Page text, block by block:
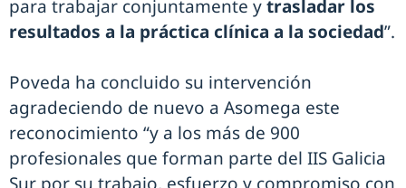
para trabajar conjuntamente ytrasladar los
resultados a la práctica clínica a la sociedad”.
Poveda ha concluido su intervención
agradeciendo de nuevo a Asomega este
reconocimiento “y a los más de 900
profesionales que forman parte del IIS Galicia